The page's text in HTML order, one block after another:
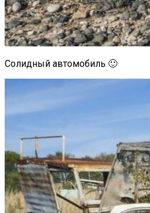
Солидный автомобиль 🙂